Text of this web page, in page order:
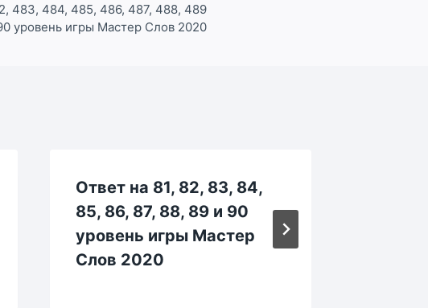
483, 484, 485, 486, 487, 488, 489
уровень игры Мастер Слов 2020
Ответ на 81, 82, 83, 84,
85, 86, 87, 88, 89 и 90
уровень игры Мастер
Слов 2020